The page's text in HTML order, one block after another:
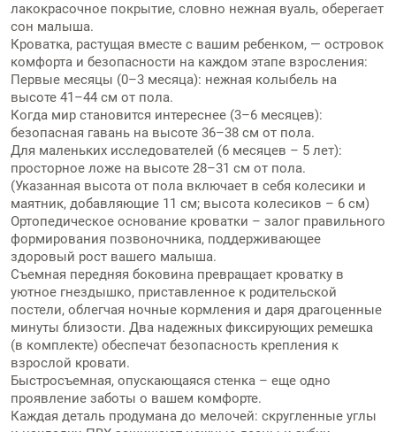
лакокрасочное покрытие, словно нежная вуаль, оберегает
сон малыша.
Кроватка, растущая вместе с вашим ребенком, — островок
комфорта и безопасности на каждом этапе взросления:
Первые месяцы (0–3 месяца): нежная колыбель на
высоте 41–44 см от пола.
Когда мир становится интереснее (3–6 месяцев):
безопасная гавань на высоте 36–38 см от пола.
Для маленьких исследователей (6 месяцев – 5 лет):
просторное ложе на высоте 28–31 см от пола.
(Указанная высота от пола включает в себя колесики и
маятник, добавляющие 11 см; высота колесиков – 6 см)
Ортопедическое основание кроватки – залог правильного
формирования позвоночника, поддерживающее
здоровый рост вашего малыша.
Съемная передняя боковина превращает кроватку в
уютное гнездышко, приставленное к родительской
постели, облегчая ночные кормления и даря драгоценные
минуты близости. Два надежных фиксирующих ремешка
(в комплекте) обеспечат безопасность крепления к
взрослой кровати.
Быстросъемная, опускающаяся стенка – еще одно
проявление заботы о вашем комфорте.
Каждая деталь продумана до мелочей: скругленные углы